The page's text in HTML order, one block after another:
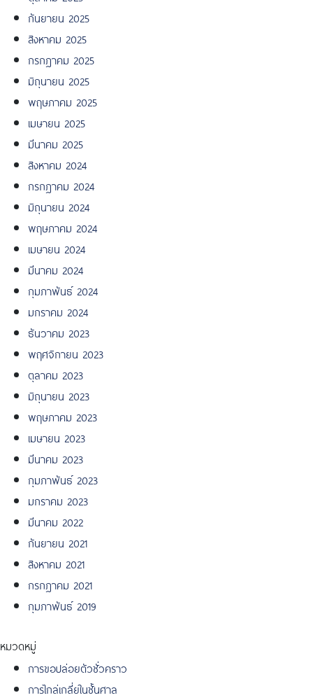
กันยายน 2025
สิงหาคม 2025
กรกฎาคม 2025
มิถุนายน 2025
พฤษภาคม 2025
เมษายน 2025
มีนาคม 2025
สิงหาคม 2024
กรกฎาคม 2024
มิถุนายน 2024
พฤษภาคม 2024
เมษายน 2024
มีนาคม 2024
กุมภาพันธ์ 2024
มกราคม 2024
ธันวาคม 2023
พฤศจิกายน 2023
ตุลาคม 2023
มิถุนายน 2023
พฤษภาคม 2023
เมษายน 2023
มีนาคม 2023
กุมภาพันธ์ 2023
มกราคม 2023
มีนาคม 2022
กันยายน 2021
สิงหาคม 2021
กรกฎาคม 2021
กุมภาพันธ์ 2019
หมวดหมู่
การขอปล่อยตัวชั่วคราว
การไกล่เกลี่ยในชั้นศาล